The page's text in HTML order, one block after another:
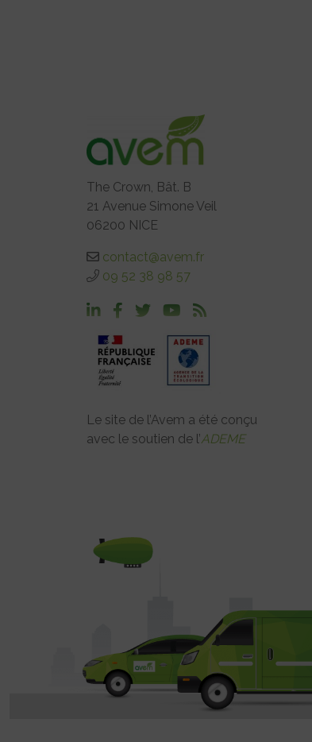
The Crown, Bât. B
21 Avenue Simone Veil
06200 NICE
contact@avem.fr
09 52 38 98 57
Le site de l’Avem a été conçu
avec le soutien de l’ADEME